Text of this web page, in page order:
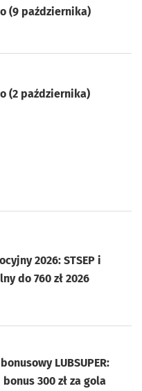
(9 października)
(2 października)
2026: STSEP i
do 760 zł 2026
LUBSUPER:
300 zł za gola